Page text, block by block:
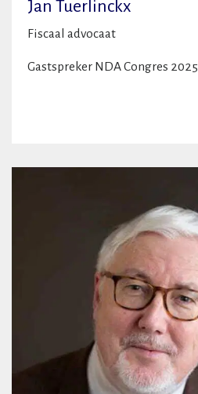
Jan Tuerlinckx
Fiscaal advocaat
Gastspreker NDA Congres 2025